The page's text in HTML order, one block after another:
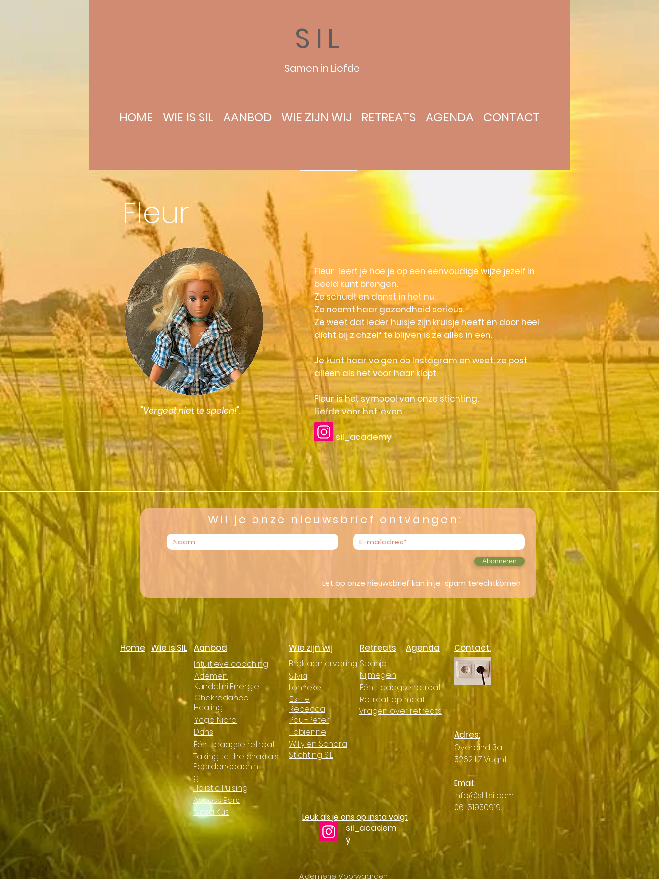
SIL
Samen in Liefde
HOME WIE IS SIL AANBOD WIE ZIJN WIJ RETREATS AGENDA CONTACT
Fleur
"Vergeet niet te spelen!".
Fleur leert je hoe je op een eenvoudige wijze jezelf in
beeld kunt brengen.
Ze schudt en danst in het nu.
Ze neemt haar gezondheid serieus.
Ze weet dat ieder huisje zijn kruisje heeft en door heel
dicht bij zichzelf te blijven is ze alles in een.
Je kunt haar volgen op Instagram en weet; ze post
alleen als het voor haar klopt.
Fleur is het symbool van onze stichting.
Liefde voor het leven
sil_academy
Wil je onze nieuwsbrief ontvangen:
Abonneren
Let op onze nieuwsbrief kan in je spam terechtkomen
Wie zijn wij
Silvia
Wie is SIL Agenda
Aanbod
Lonneke
Esme
Rebecca
Contact:
Adres:
Overeind 3a
5262 LZ Vught
Email:
info@stillsil.com
06-51950919
Intuïtieve coaching
Ademen
Kundalini Energie
Dans
Access Bars
sil_academ
y
Leuk als je ons op insta volgt
Holistic Pulsing
Retreats
Casa Kus
Stichting SIL
Willy en Sandra
Brok aan ervaring
Paardencoachin
g
Spanje
Home
Één - daagse retreat
Vragen over retreats
Nijmegen
Paul-Peter
Talking to the chakra's
Retreat op maat
Fabienne
Één - daagse retreat
Chakradance
Yoga Nidra
Healing
Algemene Voorwaarden